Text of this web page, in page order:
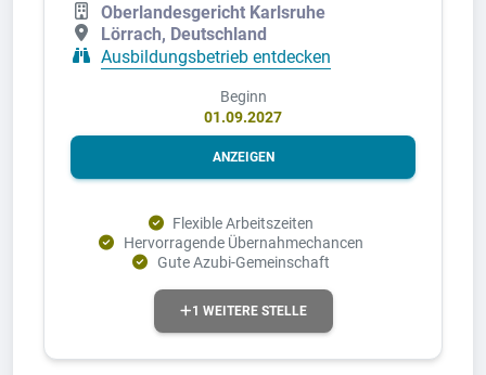
Oberlandesgericht Karlsruhe
Lörrach, Deutschland
Ausbildungsbetrieb entdecken
Beginn
01.09.2027
ANZEIGEN
Flexible Arbeitszeiten
Hervorragende Übernahmechancen
Gute Azubi-Gemeinschaft
1 WEITERE STELLE